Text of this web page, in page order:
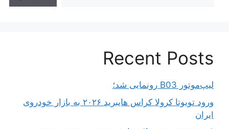
Recent Posts
لیپ‌موتور B03 رونمایی شد؛
ورود تویوتا کرولا کراس هایبرید ۲۰۲۶ به بازار خودروی
ایران